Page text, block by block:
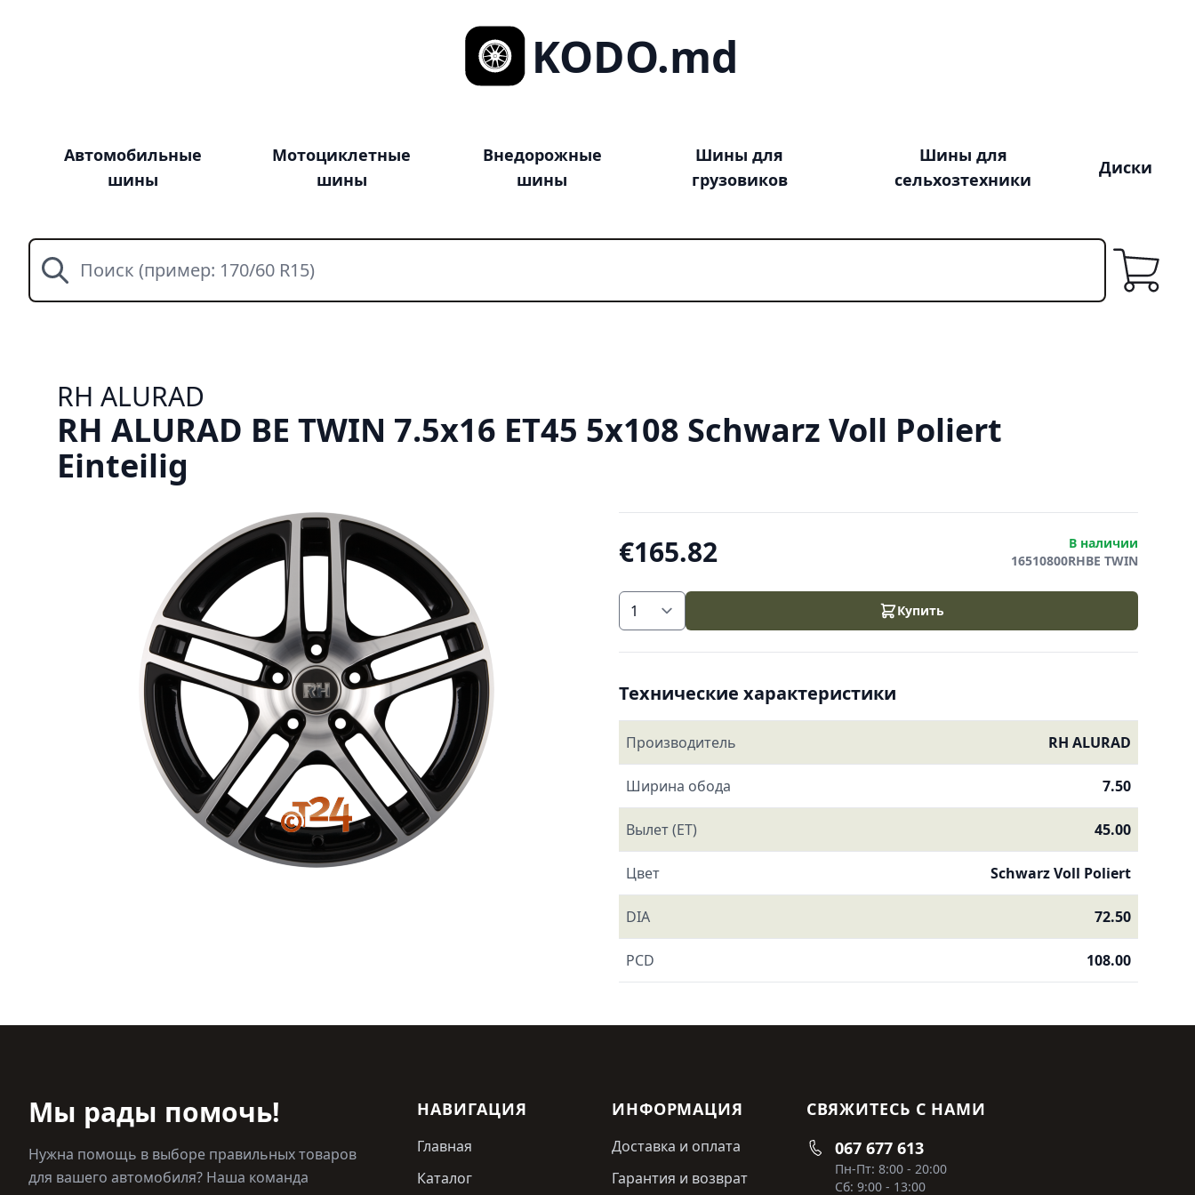
KODO.md
Автомобильные
шины
Мотоциклетные
шины
Внедорожные
шины
Шины для
грузовиков
Шины для
сельхозтехники
Диски
Поиск
Корзина
RH ALURAD
RH ALURAD BE TWIN 7.5x16 ET45 5x108 Schwarz Voll Poliert
Einteilig
€165.82
В наличии
16510800RHBE TWIN
Купить
Технические характеристики
Производитель RH ALURAD
Ширина обода 7.50
Вылет (ET) 45.00
Цвет Schwarz Voll Poliert
DIA 72.50
PCD 108.00
Мы рады помочь!
Нужна помощь в выборе правильных товаров
для вашего автомобиля? Наша команда
НАВИГАЦИЯ
Главная
Каталог
ИНФОРМАЦИЯ
Доставка и оплата
Гарантия и возврат
СВЯЖИТЕСЬ С НАМИ
067 677 613
Пн-Пт: 8:00 - 20:00
Сб: 9:00 - 13:00